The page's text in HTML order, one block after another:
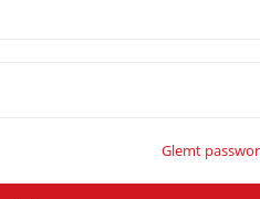
Glemt